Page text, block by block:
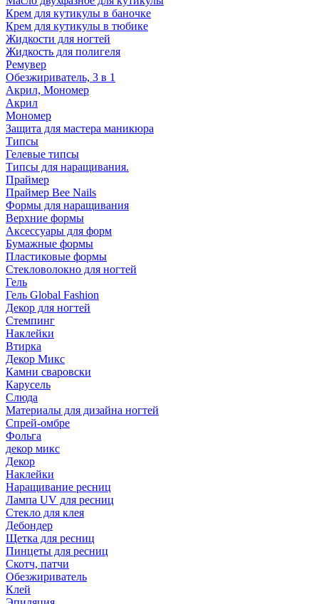
Крем для кутикулы в баночке
Крем для кутикулы в тюбике
Жидкости для ногтей
Жидкость для полигеля
Ремувер
Обезжириватель, 3 в 1
Акрил, Мономер
Акрил
Мономер
Защита для мастера маникюра
Типсы
Гелевые типсы
Типсы для наращивания.
Праймер
Праймер Bee Nails
Формы для наращивания
Верхние формы
Аксессуары для форм
Бумажные формы
Пластиковые формы
Стекловолокно для ногтей
Гель
Гель Global Fashion
Декор для ногтей
Стемпинг
Наклейки
Втирка
Декор Микс
Камни сваровски
Карусель
Слюда
Материалы для дизайна ногтей
Спрей-омбре
Фольга
декор микс
Декор
Наклейки
Наращивание ресниц
Лампа UV для ресниц
Стекло для клея
Дебондер
Щетка для ресниц
Пинцеты для ресниц
Скотч, патчи
Обезжириватель
Клей